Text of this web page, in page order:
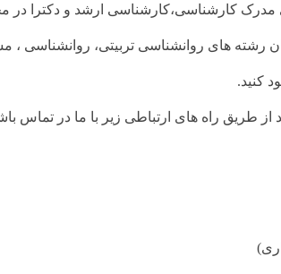
ارشد و دکترا در مجموعه
تربیتی، روانشناسی ، مشاوره و
های ارتباطی زیر با ما در تماس باشید.